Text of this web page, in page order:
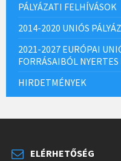
PÁLYÁZATI FELHÍVÁSOK
2014-2020 UNIÓS
2021-2027 EURÓPAI
FORRÁSAIBÓL
HIRDETMÉNYEK
ELÉRHETŐSÉG